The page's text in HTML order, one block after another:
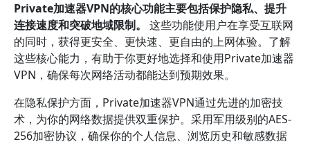
Private加速器VPN的核心功能主要包括保护隐私、提升
连接速度和突破地域限制。
这些功能使用户在享受互联网
的同时，获得更安全、更快速、更自由的上网体验。了解
这些核心能力，有助于你更好地选择和使用Private加速器
VPN，确保每次网络活动都能达到预期效果。
在隐私保护方面，Private加速器VPN通过先进的加密技
术，为你的网络数据提供双重保护。采用军用级别的AES-
256加密协议，确保你的个人信息、浏览历史和敏感数据